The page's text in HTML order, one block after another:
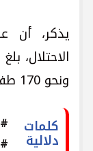
يذكر، أن
ونحو 170 طفلا.
كلمات
دلالية